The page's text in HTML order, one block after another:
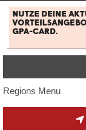
Regions Menu